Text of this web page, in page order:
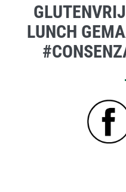
LUNCH